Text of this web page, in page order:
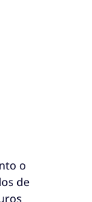
o
de